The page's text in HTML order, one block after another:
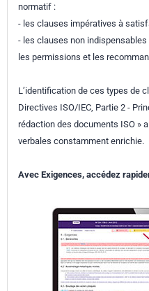
normatif :
- les clauses impératives à
- les clauses non
les permissions et les
L’identification de ces types de
Directives ISO/IEC, Partie 2 -
rédaction des documents ISO »
verbales constamment enrichie.
Avec Exigences, accédez